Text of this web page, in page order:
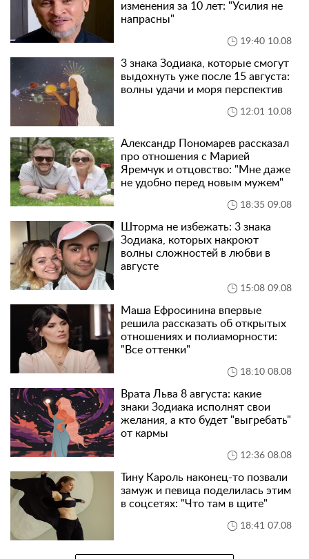
изменения за 10 лет: "Усилия не
напрасны"
19:40 10.08
3 знака Зодиака, которые смогут
выдохнуть уже после 15 августа:
волны удачи и моря перспектив
12:01 10.08
Александр Пономарев рассказал
про отношения с Марией
Яремчук и отцовство: "Мне даже
не удобно перед новым мужем"
18:35 09.08
Шторма не избежать: 3 знака
Зодиака, которых накроют
волны сложностей в любви в
августе
15:08 09.08
Маша Ефросинина впервые
решила рассказать об открытых
отношениях и полиаморности:
"Все оттенки"
18:10 08.08
Врата Льва 8 августа: какие
знаки Зодиака исполнят свои
желания, а кто будет "выгребать"
от кармы
12:36 08.08
Тину Кароль наконец-то позвали
замуж и певица поделилась этим
в соцсетях: "Что там в щите"
18:41 07.08